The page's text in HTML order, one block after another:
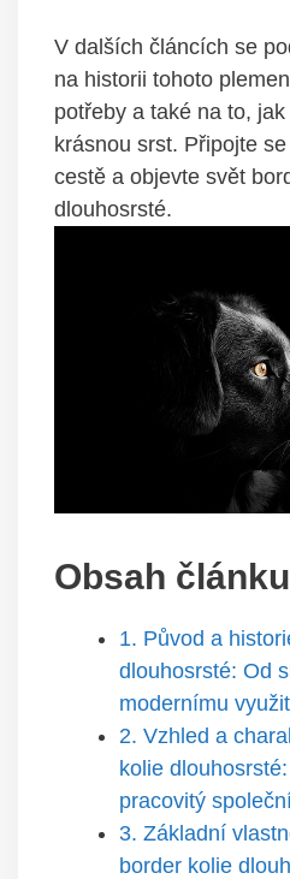
V dalších článcích se
na historii tohoto
potřeby a také na to,
krásnou srst. Připojte
cestě a objevte svět
dlouhosrsté.
Obsah článku
1. Původ a
dlouhosrsté: Od
modernímu
2. Vzhled a
kolie
pracovitý
3. Základní
border kolie